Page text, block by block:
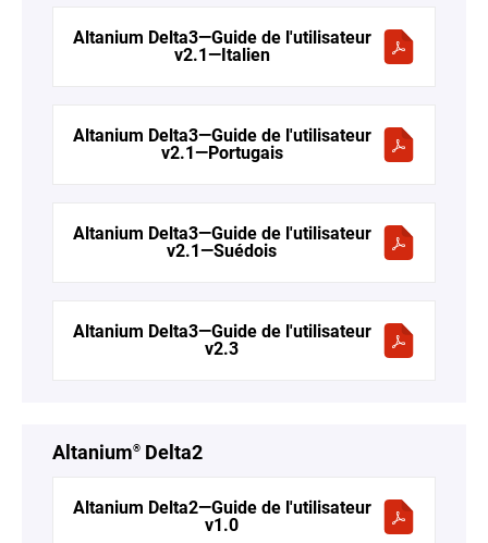
Altanium Delta3—Guide de l'utilisateur
v2.1—Italien
Altanium Delta3—Guide de l'utilisateur
v2.1—Portugais
Altanium Delta3—Guide de l'utilisateur
v2.1—Suédois
Altanium Delta3—Guide de l'utilisateur
v2.3
Altanium® Delta2
Altanium Delta2—Guide de l'utilisateur
v1.0